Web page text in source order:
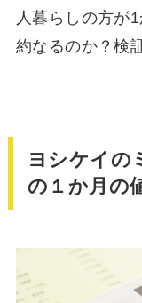
人暮らしの方が
約なるのか？検
ヨシケイの
の１か月の